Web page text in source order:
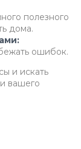
полезного
дома.
ошибок.
и искать
вашего